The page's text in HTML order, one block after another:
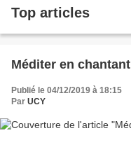
Top articles
Méditer en chantant
Publié le 04/12/2019 à 18:15
Par UCY